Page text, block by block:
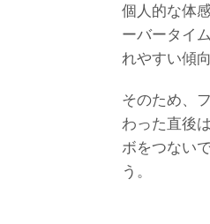
個人的な体
ーバータイ
れやすい傾
そのため、
わった直後
ボをつない
う。